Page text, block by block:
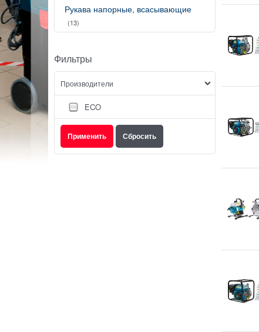
Рукава напорные, всасывающие
(13)
Фильтры
Производители
ECO